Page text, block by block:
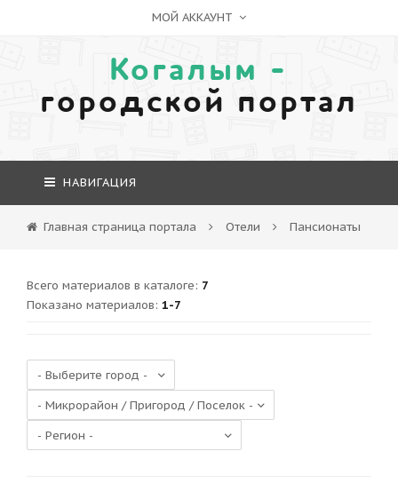
МОЙ АККАУНТ
Когалым -
городской портал
НАВИГАЦИЯ
Главная страница портала Отели Пансионаты
Всего материалов в каталоге: 7
Показано материалов: 1-7